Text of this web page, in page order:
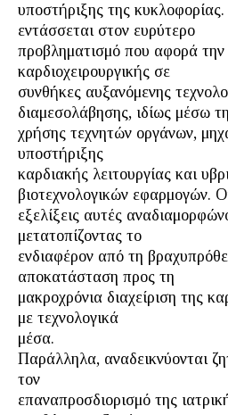
υποστήριξης της
εντάσσεται στον ευρύτερο
προβληματισμό που αφορά την
καρδιοχειρουργικής σε
συνθήκες αυξανόμενης
διαμεσολάβησης, ιδίως μέσω
χρήσης τεχνητών οργάνων,
υποστήριξης
καρδιακής λειτουργίας και
βιοτεχνολογικών εφαρμογών.
εξελίξεις αυτές
μετατοπίζοντας το
ενδιαφέρον από τη
αποκατάσταση προς τη
μακροχρόνια διαχείριση της
με τεχνολογικά
μέσα.
Παράλληλα, αναδεικνύονται
τον
επαναπροσδιορισμό της